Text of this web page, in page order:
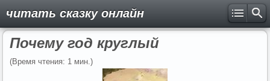
читать сказку онлайн
Почему год круглый
(Время чтения: 1 мин.)